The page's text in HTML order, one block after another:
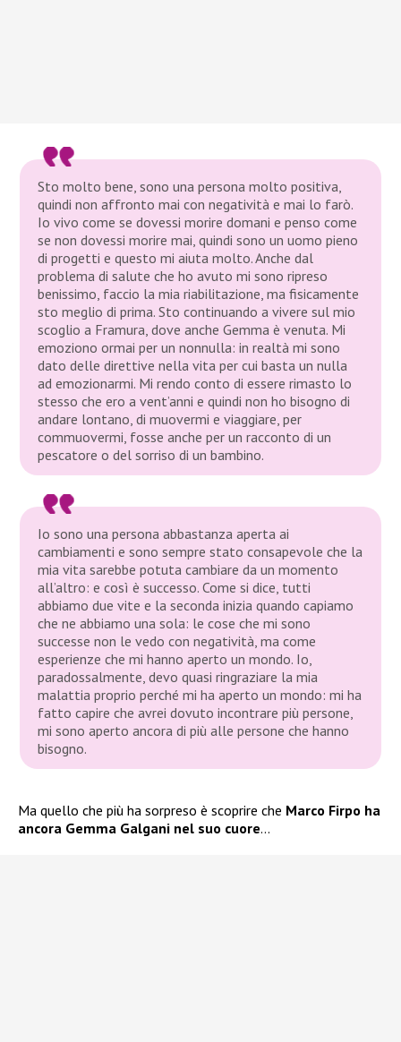
Sto molto bene, sono una persona molto positiva,
quindi non affronto mai con negatività e mai lo farò.
Io vivo come se dovessi morire domani e penso come
se non dovessi morire mai, quindi sono un uomo pieno
di progetti e questo mi aiuta molto. Anche dal
problema di salute che ho avuto mi sono ripreso
benissimo, faccio la mia riabilitazione, ma fisicamente
sto meglio di prima. Sto continuando a vivere sul mio
scoglio a Framura, dove anche Gemma è venuta. Mi
emoziono ormai per un nonnulla: in realtà mi sono
dato delle direttive nella vita per cui basta un nulla
ad emozionarmi. Mi rendo conto di essere rimasto lo
stesso che ero a vent’anni e quindi non ho bisogno di
andare lontano, di muovermi e viaggiare, per
commuovermi, fosse anche per un racconto di un
pescatore o del sorriso di un bambino.
Io sono una persona abbastanza aperta ai
cambiamenti e sono sempre stato consapevole che la
mia vita sarebbe potuta cambiare da un momento
all’altro: e così è successo. Come si dice, tutti
abbiamo due vite e la seconda inizia quando capiamo
che ne abbiamo una sola: le cose che mi sono
successe non le vedo con negatività, ma come
esperienze che mi hanno aperto un mondo. Io,
paradossalmente, devo quasi ringraziare la mia
malattia proprio perché mi ha aperto un mondo: mi ha
fatto capire che avrei dovuto incontrare più persone,
mi sono aperto ancora di più alle persone che hanno
bisogno.
Ma quello che più ha sorpreso è scoprire che Marco Firpo ha
ancora Gemma Galgani nel suo cuore…